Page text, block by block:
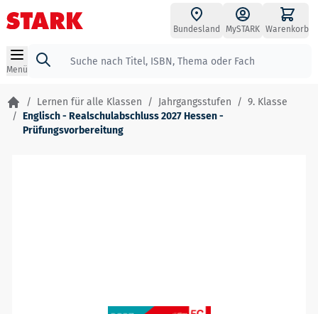
Zum Inhalt springen
Bundesland MySTARK Warenkorb
Menü
Suche
/ Lernen für alle Klassen / Jahrgangsstufen / 9. Klasse
/ Englisch - Realschulabschluss 2027 Hessen -
Prüfungsvorbereitung